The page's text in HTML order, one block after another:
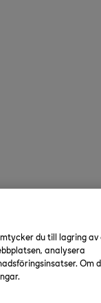
du till lagring av
analysera
Om